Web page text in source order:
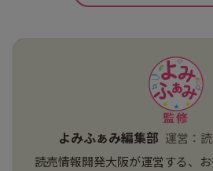
監修
よみふぁみ編集部 運営：
読売情報開発大阪が運営する、